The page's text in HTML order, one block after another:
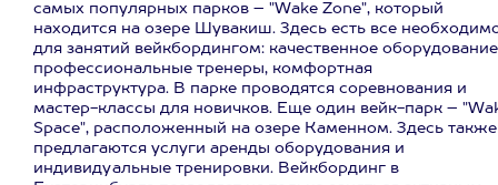
самых популярных парков – "Wake Zone", который
находится на озере Шувакиш. Здесь есть все
для занятий вейкбордингом: качественное
профессиональные тренеры, комфортная
инфраструктура. В парке проводятся соревнования и
мастер-классы для новичков. Еще один вейк-парк –
Space", расположенный на озере Каменном. Здесь также
предлагаются услуги аренды оборудования и
индивидуальные тренировки. Вейкбординг в